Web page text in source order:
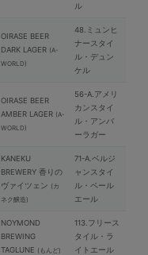
ル
OIRASE BEER
DARK LAGER (A-
WORLD)
48.ミュンヒ
ナースタイ
ル・デュン
ケル
OIRASE BEER
AMBER LAGER (A-
WORLD)
56-A.アメリ
カンスタイ
ル・アンバ
ーラガー
KANEKU
BREWERY 香りの
ヴァイツェン (カ
ネク醸造)
71-A.ベルジ
ャンスタイ
ル・ペール
エール
NOYMOND
BREWING
TAGLUNE (もんど)
113.フリース
タイル・ラ
イトエール